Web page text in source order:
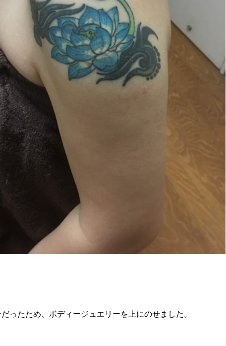
ったため、ボディージュエリーを上にのせました。